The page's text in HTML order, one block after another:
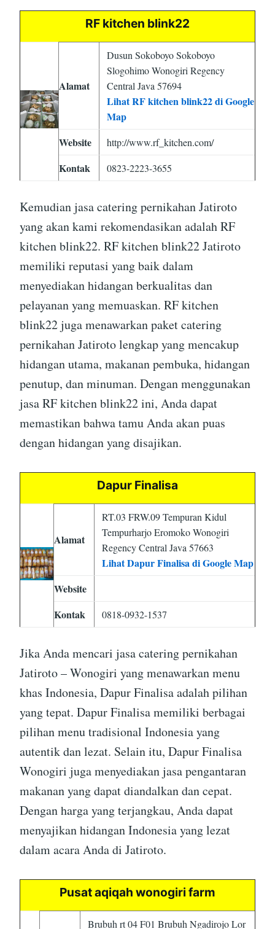
RF kitchen blink22
Alamat
Dusun Sokoboyo Sokoboyo
Slogohimo Wonogiri Regency
Central Java 57694
Lihat RF kitchen blink22 di Google
Map
Website
http://www.rf_kitchen.com/
Kontak 0823-2223-3655
Kemudian jasa catering pernikahan Jatiroto
yang akan kami rekomendasikan adalah RF
kitchen blink22. RF kitchen blink22 Jatiroto
memiliki reputasi yang baik dalam
menyediakan hidangan berkualitas dan
pelayanan yang memuaskan. RF kitchen
blink22 juga menawarkan paket catering
pernikahan Jatiroto lengkap yang mencakup
hidangan utama, makanan pembuka, hidangan
penutup, dan minuman. Dengan menggunakan
jasa RF kitchen blink22 ini, Anda dapat
memastikan bahwa tamu Anda akan puas
dengan hidangan yang disajikan.
Dapur Finalisa
Alamat
RT.03 FRW.09 Tempuran Kidul
Tempurharjo Eromoko Wonogiri
Regency Central Java 57663
Lihat Dapur Finalisa di Google Map
Website
Kontak
0818-0932-1537
Jika Anda mencari jasa catering pernikahan
Jatiroto – Wonogiri yang menawarkan menu
khas Indonesia, Dapur Finalisa adalah pilihan
yang tepat. Dapur Finalisa memiliki berbagai
pilihan menu tradisional Indonesia yang
autentik dan lezat. Selain itu, Dapur Finalisa
Wonogiri juga menyediakan jasa pengantaran
makanan yang dapat diandalkan dan cepat.
Dengan harga yang terjangkau, Anda dapat
menyajikan hidangan Indonesia yang lezat
dalam acara Anda di Jatiroto.
Pusat aqiqah wonogiri farm
Brubuh rt 04 F01 Brubuh Ngadirojo Lor